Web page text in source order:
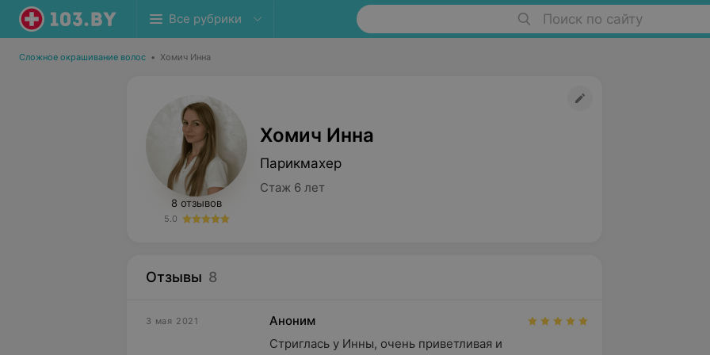
Все рубрики Поиск по сайту
Сложное окрашивание волос • Хомич Инна
8 отзывов
5.0
Хомич Инна
Парикмахер
Стаж 6 лет
Отзывы 8
3 мая 2021
Аноним
Стриглась у Инны, очень приветливая и